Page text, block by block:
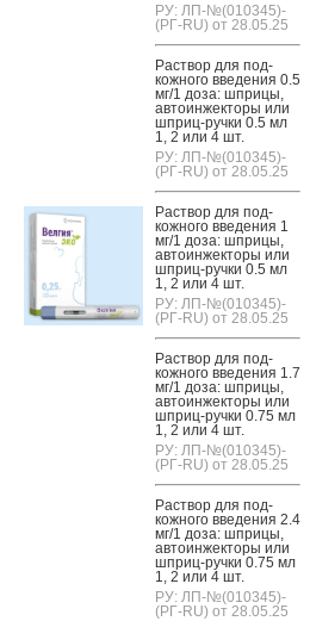
РУ: ЛП-№(010345)-
(РГ-RU) от 28.05.25
Рас­твор для под­
кожно­го вве­дения 0.5
мг/1 до­за: шпри­цы,
ав­то­ин­жекто­ры или
шприц-руч­ки 0.5 мл
1, 2 или 4 шт.
РУ: ЛП-№(010345)-
(РГ-RU) от 28.05.25
Рас­твор для под­
кожно­го вве­дения 1
мг/1 до­за: шпри­цы,
ав­то­ин­жекто­ры или
шприц-руч­ки 0.5 мл
1, 2 или 4 шт.
РУ: ЛП-№(010345)-
(РГ-RU) от 28.05.25
Рас­твор для под­
кожно­го вве­дения 1.7
мг/1 до­за: шпри­цы,
ав­то­ин­жекто­ры или
шприц-руч­ки 0.75 мл
1, 2 или 4 шт.
РУ: ЛП-№(010345)-
(РГ-RU) от 28.05.25
Рас­твор для под­
кожно­го вве­дения 2.4
мг/1 до­за: шпри­цы,
ав­то­ин­жекто­ры или
шприц-руч­ки 0.75 мл
1, 2 или 4 шт.
РУ: ЛП-№(010345)-
(РГ-RU) от 28.05.25